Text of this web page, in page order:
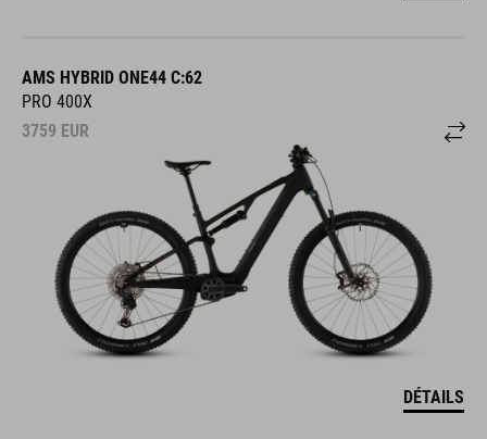
AMS HYBRID ONE44 C:62
PRO 400X
3759 EUR
DÉTAILS